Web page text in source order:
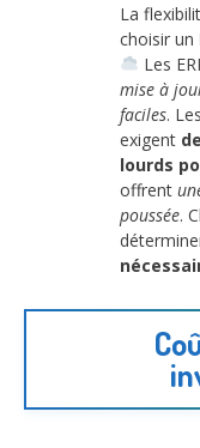
La
choisir un
Les
mise à
faciles.
exigent
lourds
offrent
poussée.